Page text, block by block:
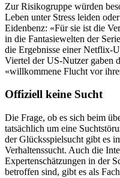
Zur Risikogruppe würden
Leben unter Stress leiden
Eidenbenz: «Für sie ist die
in die Fantasiewelten der
die Ergebnisse einer Netflix-
Viertel der US-Nutzer gaben
«willkommene Flucht vor
Offiziell keine Sucht
Die Frage, ob es sich beim
tatsächlich um eine
der Glücksspielsucht gibt es
Verhaltenssucht. Auch die
Expertenschätzungen in der
betroffen sind, gibt es als